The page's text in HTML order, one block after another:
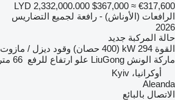
LYD 2,332,000.000 $367,000 ≈ €317,600
الرافعات (الأوناش) - رافعة لجميع التضاريس
2026
حالة المركبة جديد
القوة 294 kW (400 حصان) وقود ديزل / مازوت
ماركة الونش LiuGong علو ارتفاع للرفع 66 متر
أوكرانيا، Kyiv
Aleanda
الاتصال بالبائع